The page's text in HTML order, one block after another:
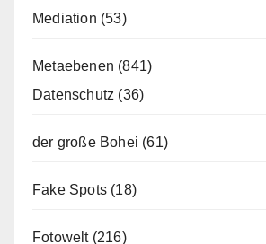
Mediation (53)
Metaebenen (841)
Datenschutz (36)
der große Bohei (61)
Fake Spots (18)
Fotowelt(216)